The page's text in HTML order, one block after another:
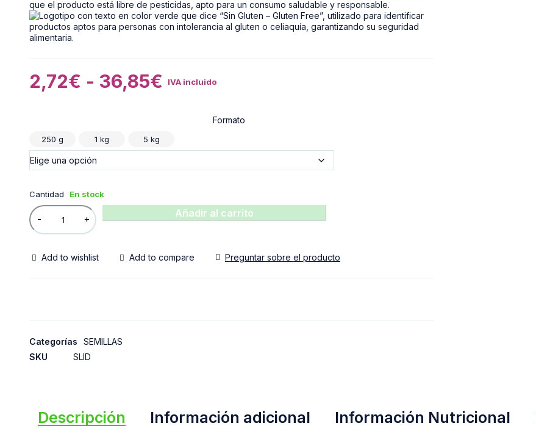
2,72€ - 36,85€ IVA incluido
Formato
250 g 1 kg 5 kg
Cantidad En stock
Añadir al carrito
Add to wishlist Add to compare Preguntar sobre el producto
Categorías
SEMILLAS
SKU
SLID
Descripción Información adicional Información Nutricional